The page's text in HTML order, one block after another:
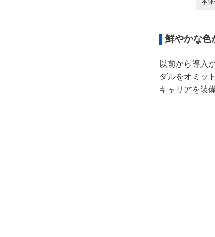
鮮やかな色
以前から導入
ダルをオミッ
キャリアを装